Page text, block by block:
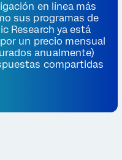
en línea más
sus programas de
Research ya está
un precio mensual
anualmente)
compartidas